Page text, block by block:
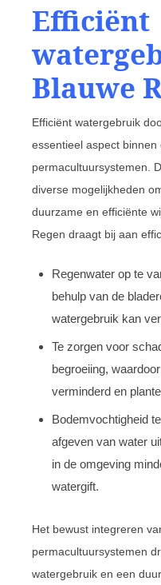
Efficiënt
Blauwe
Efficiënt watergebruik
essentieel aspect
permacultuursystemen.
diverse mogelijkheden
duurzame en efficiënte
Regen draagt bij aan
Regenwater op te
behulp van de
watergebruik kan
Te zorgen voor
begroeiing,
verminderd en
Bodemvochtigheid
afgeven van water
in de omgeving
watergift.
Het bewust integreren
permacultuursystemen
watergebruik en een